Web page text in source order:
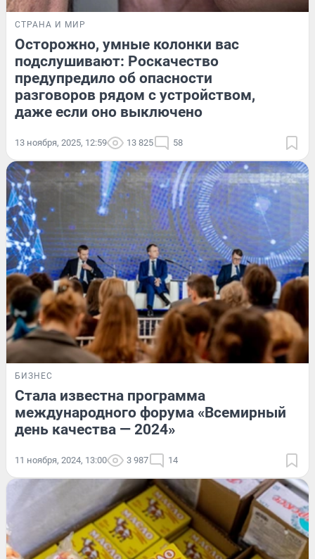
СТРАНА И МИР
Осторожно, умные колонки вас
подслушивают: Роскачество
предупредило об опасности
разговоров рядом с устройством,
даже если оно выключено
13 ноября, 2025, 12:59 13 825 58
БИЗНЕС
Стала известна программа
международного форума «Всемирный
день качества — 2024»
11 ноября, 2024, 13:00 3 987 14